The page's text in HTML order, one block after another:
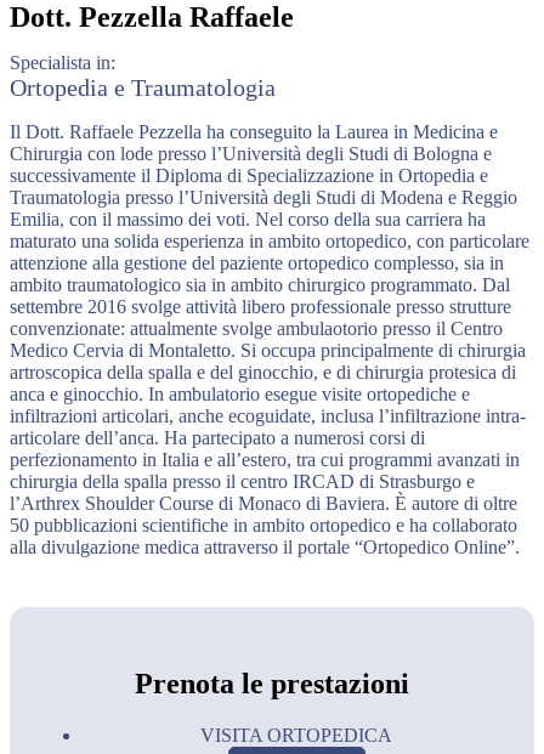
Dott. Pezzella Raffaele
Specialista in:
Ortopedia e Traumatologia
Il Dott. Raffaele Pezzella ha conseguito la Laurea in Medicina e
Chirurgia con lode presso l’Università degli Studi di Bologna e
successivamente il Diploma di Specializzazione in Ortopedia e
Traumatologia presso l’Università degli Studi di Modena e Reggio
Emilia, con il massimo dei voti. Nel corso della sua carriera ha
maturato una solida esperienza in ambito ortopedico, con particolare
attenzione alla gestione del paziente ortopedico complesso, sia in
ambito traumatologico sia in ambito chirurgico programmato. Dal
settembre 2016 svolge attività libero professionale presso strutture
convenzionate: attualmente svolge ambulaotorio presso il Centro
Medico Cervia di Montaletto. Si occupa principalmente di chirurgia
artroscopica della spalla e del ginocchio, e di chirurgia protesica di
anca e ginocchio. In ambulatorio esegue visite ortopediche e
infiltrazioni articolari, anche ecoguidate, inclusa l’infiltrazione intra-
articolare dell’anca. Ha partecipato a numerosi corsi di
perfezionamento in Italia e all’estero, tra cui programmi avanzati in
chirurgia della spalla presso il centro IRCAD di Strasburgo e
l’Arthrex Shoulder Course di Monaco di Baviera. È autore di oltre
50 pubblicazioni scientifiche in ambito ortopedico e ha collaborato
alla divulgazione medica attraverso il portale “Ortopedico Online”.
Prenota le prestazioni
VISITA ORTOPEDICA